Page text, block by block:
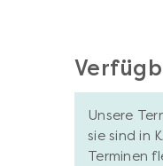
Unsere
sie sind in
Terminen